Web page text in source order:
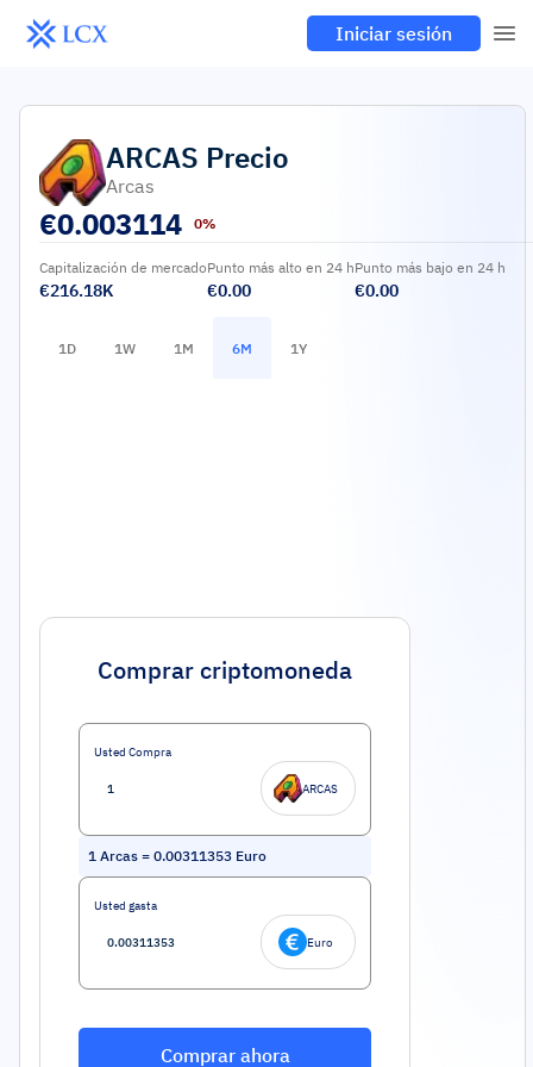
Iniciar sesión
ARCAS Precio
Arcas
€0.003114 0%
Capitalización de mercado
€216.18K
Punto más alto en 24 h
€0.00
Punto más bajo en 24 h
€0.00
1D 1W 1M 6M 1Y
Comprar criptomoneda
Usted Compra
ARCAS
1 Arcas = 0.00311353 Euro
Usted gasta
Euro
Comprar ahora